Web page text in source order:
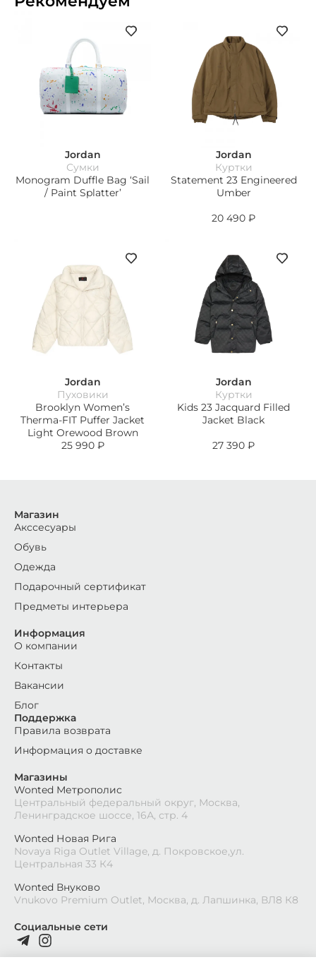
Jordan
Сумки
Monogram Duffle Bag ‘Sail
/ Paint Splatter’
Jordan
Куртки
Statement 23 Engineered
Umber
20 490 ₽
Jordan
Пуховики
Brooklyn Women’s
Therma-FIT Puffer Jacket
Light Orewood Brown
25 990 ₽
Jordan
Куртки
Kids 23 Jacquard Filled
Jacket Black
27 390 ₽
Социальные сети
Магазины
Wonted Метрополис
Центральный федеральный округ, Москва,
Ленинградское шоссе, 16А, стр. 4
Wonted Новая Рига
Novaya Riga Outlet Village, д. Покровское,ул.
Центральная 33 К4
Wonted Внуково
Vnukovo Premium Outlet, Москва, д. Лапшинка, ВЛ8 К8
Магазин
Акссесуары
Обувь
Одежда
Подарочный сертификат
Предметы интерьера
Информация
О компании
Контакты
Вакансии
Блог
Поддержка
Правила возврата
Информация о доставке